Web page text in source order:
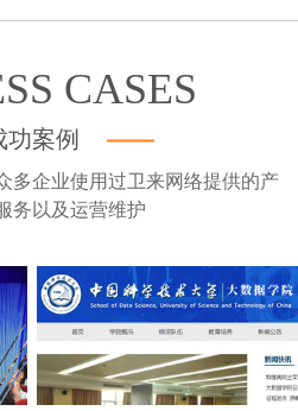
CASES
功案例
多企业使用过卫来网络提供的产
务以及运营维护